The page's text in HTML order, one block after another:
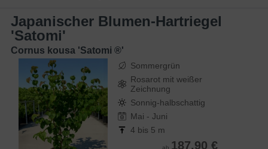
Japanischer Blumen-Hartriegel
'Satomi'
Cornus kousa 'Satomi ®'
Sommergrün
Rosarot mit weißer
Zeichnung
Sonnig-halbschattig
Mai - Juni
4 bis 5 m
ab 187,90 €